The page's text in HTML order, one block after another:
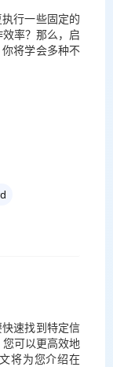
行一些固定的
率？那么，启
将学会多种不
速找到特定信
可以更高效地
将为您介绍在